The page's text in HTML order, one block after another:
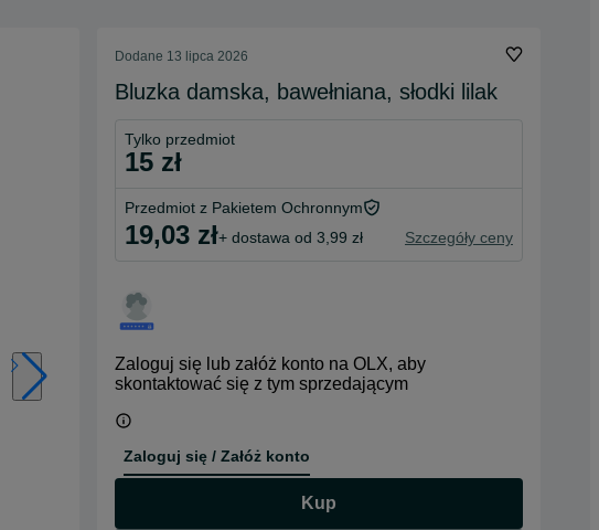
Dodane 13 lipca 2026
Bluzka damska, bawełniana, słodki lilak
Tylko przedmiot
15 zł
Przedmiot z Pakietem Ochronnym
19,03 zł+ dostawa od 3,99 zł Szczegóły ceny
Zaloguj się lub załóż konto na OLX, aby
skontaktować się z tym sprzedającym
Zaloguj się / Załóż konto
Kup